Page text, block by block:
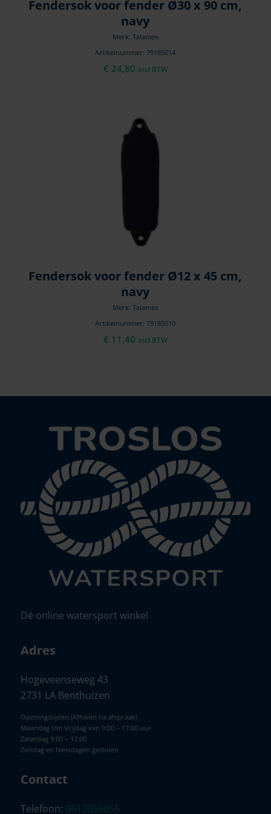
Fendersok voor fender Ø30 x 90 cm,
navy
Merk: Talamex
Artikelnummer: 79185014
€ 24,80 incl BTW
Fendersok voor fender Ø12 x 45 cm,
navy
Merk: Talamex
Artikelnummer: 79185010
€ 11,40 incl BTW
Dé online watersport winkel
Adres
Hogeveenseweg 43
2731 LA Benthuizen
Openingstijden (Afhalen na afspraak)
Maandag t/m Vrijdag van 9:00 – 17:00 uur
Zaterdag 9:00 – 12:00
Zondag en feestdagen gesloten
Contact
Telefoon: 0613056055